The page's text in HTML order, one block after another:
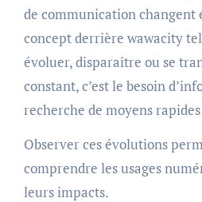
de communication changent
concept derrière wawacity
évoluer, disparaître ou se
constant, c’est le besoin
recherche de moyens
Observer ces évolutions
comprendre les usages
leurs impacts.